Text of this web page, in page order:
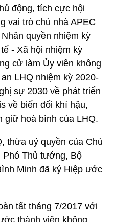
động, tích cực hội
vai trò chủ nhà APEC
quyền nhiệm kỳ
- Xã hội nhiệm kỳ
cử làm Ủy viên không
LHQ nhiệm kỳ 2020-
sự 2030 về phát triển
về biến đổi khí hậu,
giữ hoà bình của LHQ.
thừa uỷ quyền của Chủ
Thủ tướng, Bộ
Minh đã ký Hiệp ước
tất tháng 7/2017 với
thành viên không